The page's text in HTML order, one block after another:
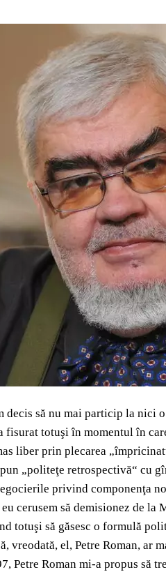
să nu mai particip la nici
fisurat totuşi în momentul în
liber prin plecarea
„politeţe retrospectivă“ cu
privind componenţa
cerusem să demisionez de
totuşi să găsesc o formulă
vreodată, el, Petre Roman,
Petre Roman mi-a propus să